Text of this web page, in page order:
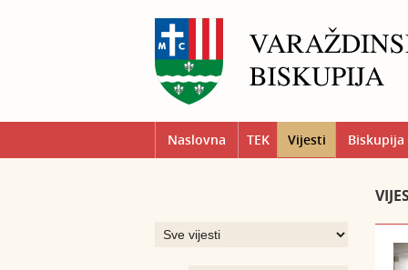
Naslovna TEK Vijesti Biskupija